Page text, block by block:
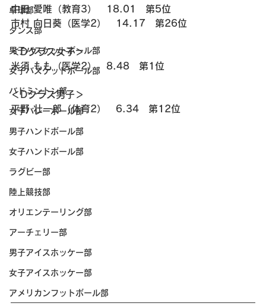
卓球部
ダンス部
男子バスケットボール部
女子バスケットボール部
バドミントン部
女子バレーボール部
男子ハンドボール部
女子ハンドボール部
ラグビー部
陸上競技部
オリエンテーリング部
アーチェリー部
男子アイスホッケー部
女子アイスホッケー部
アメリカンフットボール部
中田 愛唯（教育3）　18.01　第5位
市村 向日葵（医学2）　14.17　第26位
＜Dクラス女子＞
米須 もも（医学2）　8.48　第1位
＜Dクラス男子＞
平野 壮一郎（体育2）　6.34　第12位